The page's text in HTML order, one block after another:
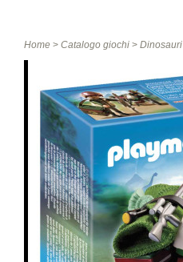
Home > Catalogo giochi > Dinosauri